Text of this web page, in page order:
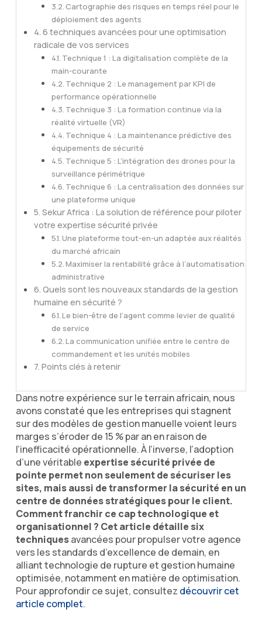
Cartographie des risques en temps réel pour le
déploiement des agents
6 techniques avancées pour une optimisation
radicale de vos services
Technique 1 : La digitalisation complète de la
main-courante
Technique 2 : Le management par KPI de
performance opérationnelle
Technique 3 : La formation continue via la
réalité virtuelle (VR)
Technique 4 : La maintenance prédictive des
équipements de sécurité
Technique 5 : L’intégration des drones pour la
surveillance périmétrique
Technique 6 : La centralisation des données sur
une plateforme unique
Sekur Africa : La solution de référence pour piloter
votre expertise sécurité privée
Une plateforme tout-en-un adaptée aux réalités
du marché africain
Maximiser la rentabilité grâce à l’automatisation
administrative
Quels sont les nouveaux standards de la gestion
humaine en sécurité ?
Le bien-être de l’agent comme levier de qualité
de service
La communication unifiée entre le centre de
commandement et les unités mobiles
Points clés à retenir
Dans notre expérience sur le terrain africain, nous
avons constaté que les entreprises qui stagnent
sur des modèles de gestion manuelle voient leurs
marges s’éroder de 15 % par an en raison de
l’inefficacité opérationnelle. À l’inverse, l’adoption
d’une véritable expertise sécurité privée de
pointe permet non seulement de sécuriser les
sites, mais aussi de transformer la sécurité en un
centre de données stratégiques pour le client.
Comment franchir ce cap technologique et
organisationnel ? Cet article détaille six
techniquesavancées pour propulser votre agence
vers les standards d’excellence de demain, en
alliant technologie de rupture et gestion humaine
optimisée, notamment en matière de optimisation.
Pour approfondir ce sujet, consultez découvrir cet
article complet.